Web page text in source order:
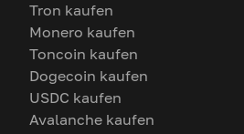
Tron kaufen
Monero kaufen
Toncoin kaufen
Dogecoin kaufen
USDC kaufen
Avalanche kaufen